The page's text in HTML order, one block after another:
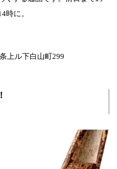
時に。
上ル下白山町299